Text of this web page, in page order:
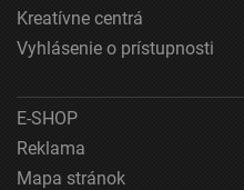
Kreatívne centrá
Vyhlásenie o prístupnosti
E-SHOP
Reklama
Mapa stránok